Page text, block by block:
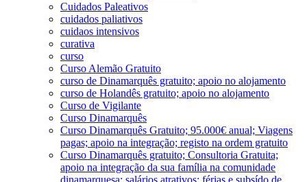
Cuidados Paleativos
cuidados paliativos
cuidaos intensivos
curativa
curso
Curso Alemão Gratuito
curso de Dinamarquês gratuito; apoio no alojamento
curso de Holandês gratuito; apoio no alojamento
Curso de Vigilante
Curso Dinamarquês
Curso Dinamarquês Gratuito; 95.000€ anual; Viagens
pagas; apoio na integração; registo na ordem gratuito
Curso Dinamarquês gratuito; Consultoria Gratuita;
apoio na integração da sua família na comunidade
dinamarquesa; salários atrativos; férias e subsído de